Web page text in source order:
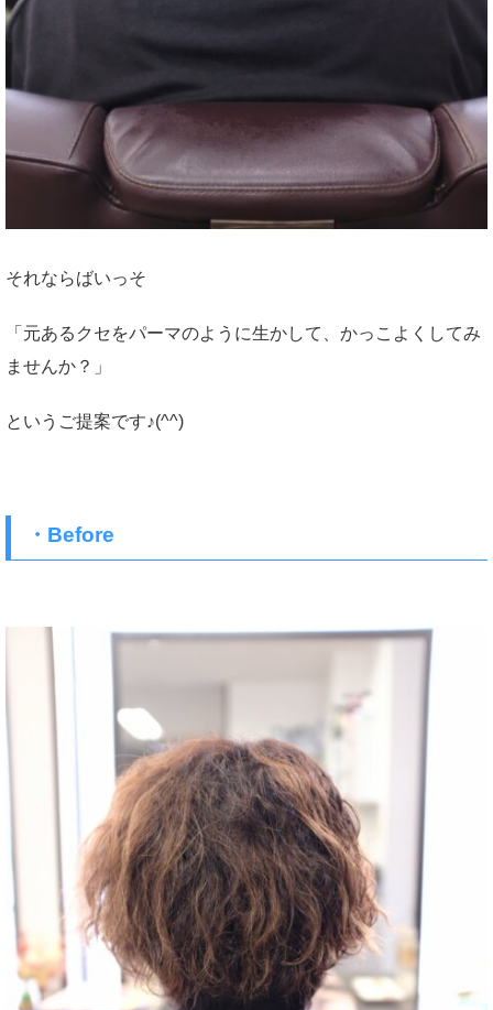
それならばいっそ
「元あるクセをパーマのように生かして、かっこよくしてみ
ませんか？」
というご提案です♪(^^)
・Before